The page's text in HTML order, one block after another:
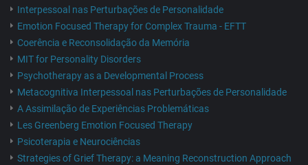
Interpessoal nas Perturbações de Personalidade
Emotion Focused Therapy for Complex Trauma - EFTT
Coerência e Reconsolidação da Memória
MIT for Personality Disorders
Psychotherapy as a Developmental Process
Metacognitiva Interpessoal nas Perturbações de Personalidade
A Assimilação de Experiências Problemáticas
Les Greenberg Emotion Focused Therapy
Psicoterapia e Neurociências
Strategies of Grief Therapy: a Meaning Reconstruction Approach